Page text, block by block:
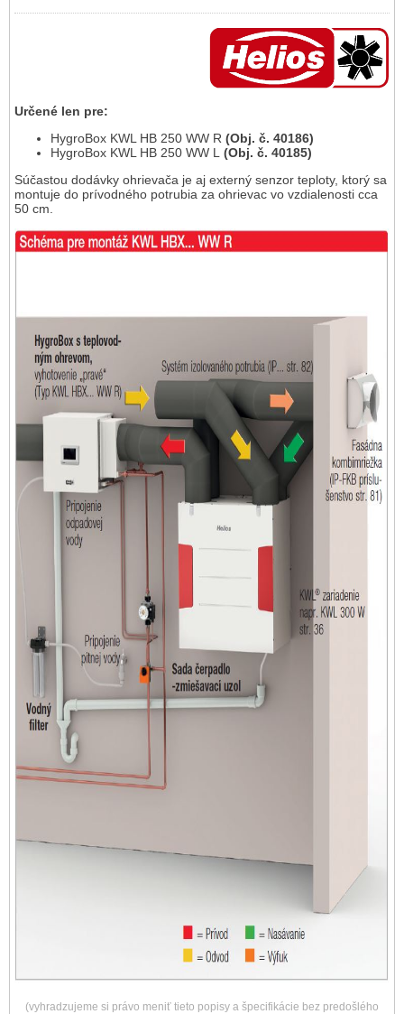
Určené len pre:
HygroBox KWL HB 250 WW R (Obj. č. 40186)
HygroBox KWL HB 250 WW L (Obj. č. 40185)
Súčastou dodávky ohrievača je aj externý senzor teploty, ktorý sa
montuje do prívodného potrubia za ohrievac vo vzdialenosti cca
50 cm.
(vyhradzujeme si právo meniť tieto popisy a špecifikácie bez predošlého